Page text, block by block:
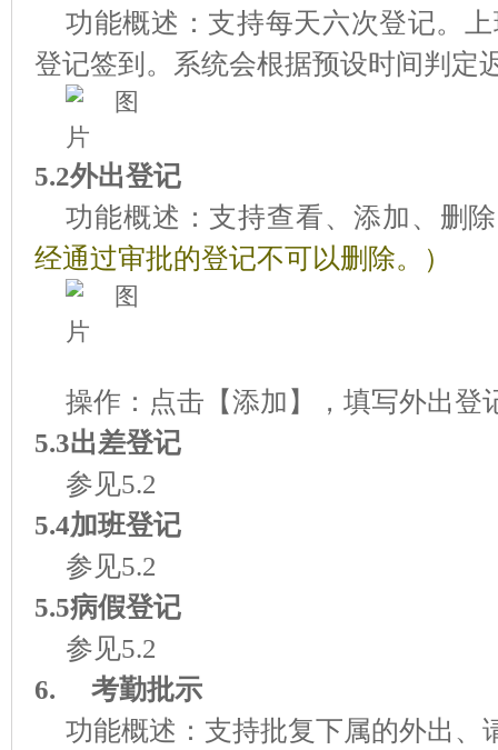
功能概述：支持每天六次登记。
登记签到。系统会根据预设时间判定
5.2外出登记
功能概述：支持查看、添加、删
经通过审批的登记不可以删除。
）
操作：点击【添加】，填写外出登
5.3出差登记
参见5.2
5.4加班登记
参见5.2
5.5病假登记
参见5.2
6.
考勤批示
功能概述：支持批复下属的外出、